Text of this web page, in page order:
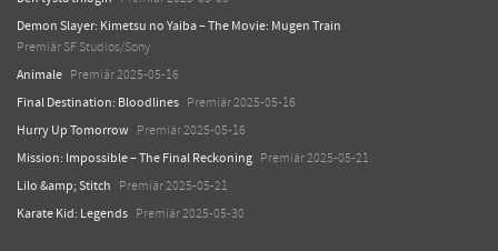
Demon Slayer: Kimetsu no Yaiba – The Movie: Mugen Train
Premiär SF Studios/Sony
Animale Premiär 2025-05-16
Final Destination: Bloodlines Premiär 2025-05-16
Hurry Up Tomorrow Premiär 2025-05-16
Mission: Impossible – The Final Reckoning Premiär 2025-05-21
Lilo &amp; Stitch Premiär 2025-05-21
Karate Kid: Legends Premiär 2025-05-30